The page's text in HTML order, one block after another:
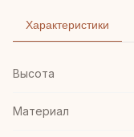
Характеристики
Высота
Материал